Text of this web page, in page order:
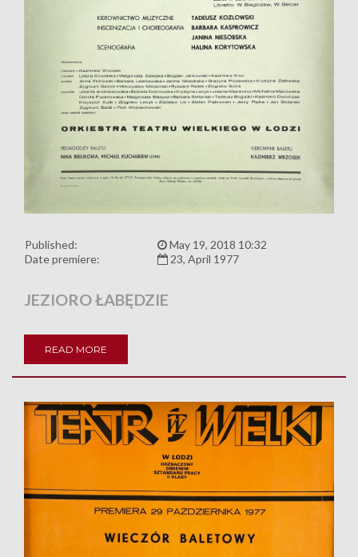
Published:
May 19, 2018 10:32
Date premiere:
23, April 1977
JEZIORO ŁABĘDZIE
READ MORE